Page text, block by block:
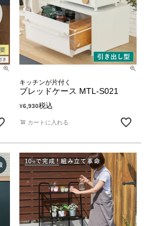
キッチンが片付く
ブレッドケース MTL-S021
¥6,930税込
カートに入れる